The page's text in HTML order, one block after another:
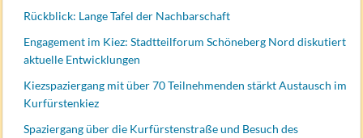
Rückblick: Lange Tafel der Nachbarschaft
Engagement im Kiez: Stadtteilforum Schöneberg Nord diskutiert
aktuelle Entwicklungen
Kiezspaziergang mit über 70 Teilnehmenden stärkt Austausch im
Kurfürstenkiez
Spaziergang über die Kurfürstenstraße und Besuch des